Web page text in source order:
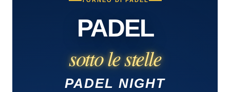
PADEL
sotto le stelle
PADEL NIGHT